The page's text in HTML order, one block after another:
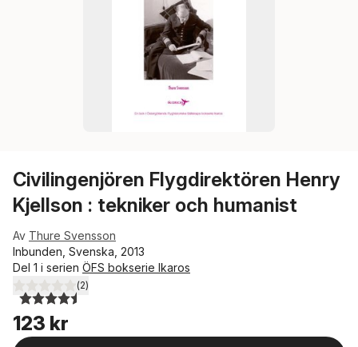
Civilingenjören Flygdirektören Henry
Kjellson : tekniker och humanist
Av Thure Svensson
Inbunden, Svenska, 2013
Del 1 i serien ÖFS bokserie Ikaros
4,5utav 5 stjärnor. Totalt antal röster:
(2)
123 kr